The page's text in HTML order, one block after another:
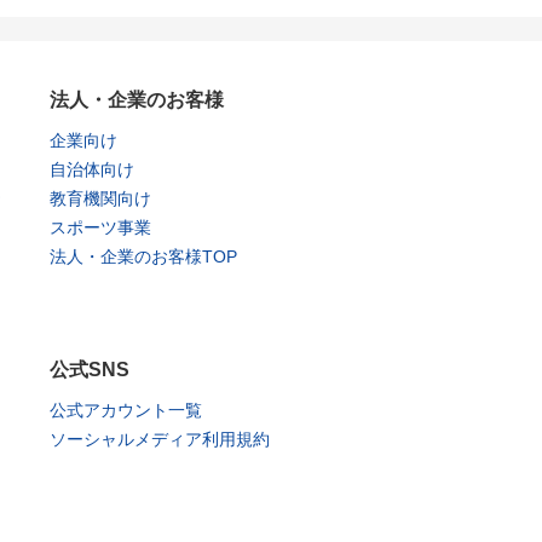
法人・企業のお客様
企業向け
自治体向け
教育機関向け
スポーツ事業
法人・企業のお客様TOP
公式SNS
公式アカウント一覧
ソーシャルメディア利用規約